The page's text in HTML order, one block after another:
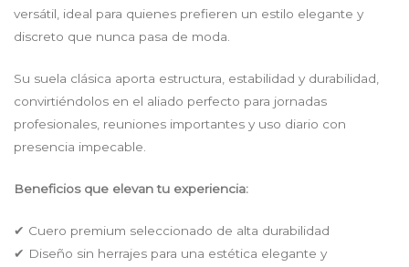
versátil, ideal para quienes prefieren un estilo elegante y
discreto que nunca pasa de moda.
Su suela clásica aporta estructura, estabilidad y durabilidad,
convirtiéndolos en el aliado perfecto para jornadas
profesionales, reuniones importantes y uso diario con
presencia impecable.
Beneficios que elevan tu experiencia:
✔ Cuero premium seleccionado de alta durabilidad
✔ Diseño sin herrajes para una estética elegante y